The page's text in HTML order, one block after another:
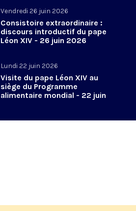
Vendredi 26 juin 2026
Consistoire extraordinaire :
discours introductif du pape
Léon XIV - 26 juin 2026
Lundi 22 juin 2026
Visite du pape Léon XIV au
siège du Programme
alimentaire mondial - 22 juin